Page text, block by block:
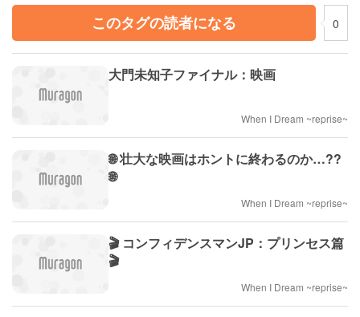
このタグの読者になる
0
大門未知子ファイナル：映画
When I Dream ~reprise~
🌐 壮大な映画はホントに終わるのか…??
🌐
When I Dream ~reprise~
🎬 コンフィデンスマンJP：プリンセス篇
🎬
When I Dream ~reprise~